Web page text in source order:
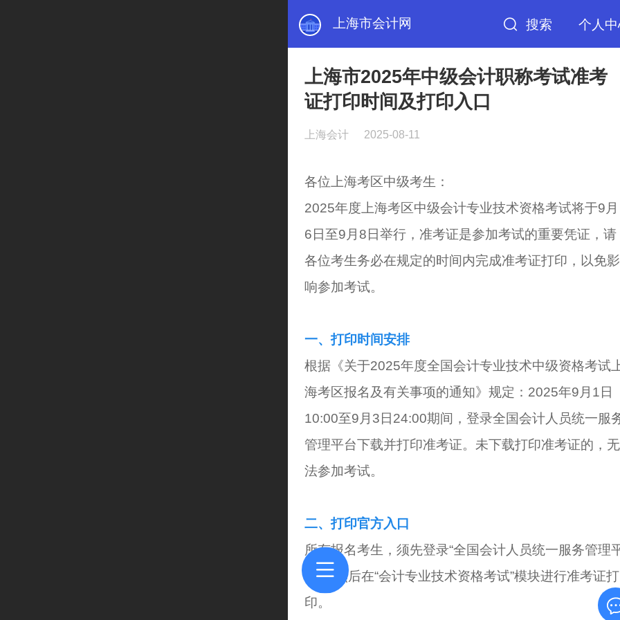
上海市会计网 搜索 个人
上海市2025年中级会计职称考试准考
证打印时间及打印入口
上海会计 2025-08-11
各位上海考区中级考生：
2025年度上海考区中级会计专业技术资格考试将于9月
6日至9月8日举行，准考证是参加考试的重要凭证，请
各位考生务必在规定的时间内完成准考证打印，以免影
响参加考试。
一、打印时间安排
根据《关于2025年度全国会计专业技术中级资格考试
海考区报名及有关事项的通知》规定：2025年9月1日
10:00至9月3日24:00期间，登录全国会计人员统一服
管理平台下载并打印准考证。未下载打印准考证的，无
法参加考试。
二、打印官方入口
所有报名考生，须先登录“全国会计人员统一服务管理
台”，然后在“会计专业技术资格考试”模块进行准考证打
印。